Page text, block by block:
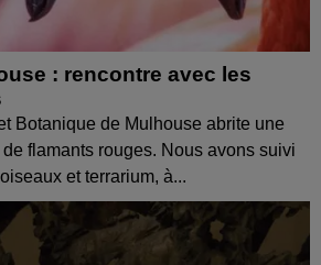
: rencontre avec les
Botanique de Mulhouse abrite une
flamants rouges. Nous avons suivi
et terrarium, à...